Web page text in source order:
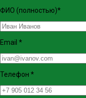
ФИО (полностью)*
Email *
Телефон *